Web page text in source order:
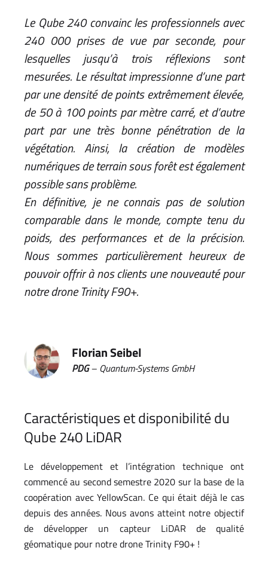
Le Qube 240 convainc les professionnels avec
240 000 prises de vue par seconde, pour
lesquelles jusqu’à trois réflexions sont
mesurées. Le résultat impressionne d’une part
par une densité de points extrêmement élevée,
de 50 à 100 points par mètre carré, et d’autre
part par une très bonne pénétration de la
végétation. Ainsi, la création de modèles
numériques de terrain sous forêt est également
possible sans problème.
En définitive, je ne connais pas de solution
comparable dans le monde, compte tenu du
poids, des performances et de la précision.
Nous sommes particulièrement heureux de
pouvoir offrir à nos clients une nouveauté pour
notre drone Trinity F90+.
Florian Seibel
PDG– Quantum-Systems GmbH
Caractéristiques et disponibilité du
Qube 240 LiDAR
Le développement et l’intégration technique ont
commencé au second semestre 2020 sur la base de la
coopération avec YellowScan. Ce qui était déjà le cas
depuis des années. Nous avons atteint notre objectif
de développer un capteur LiDAR de qualité
géomatique pour notre drone Trinity F90+ !